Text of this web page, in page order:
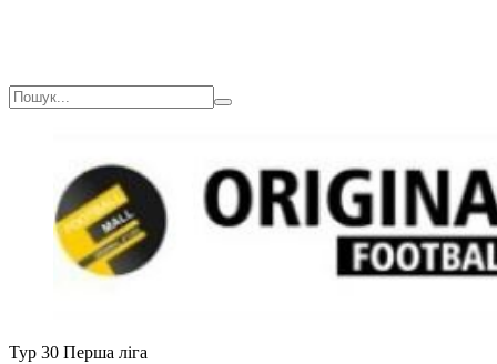
Тур 30 Перша ліга